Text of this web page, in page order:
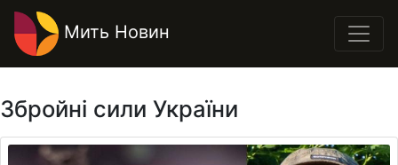
Мить Новин
Збройні сили України